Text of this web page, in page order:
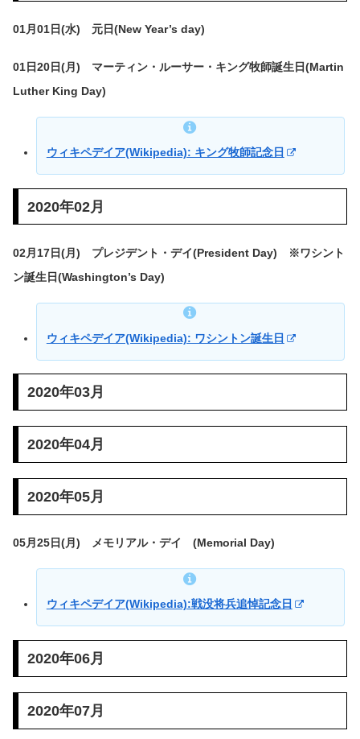
01月01日(水) 元日(New Year’s day)
01日20日(月) マーティン・ルーサー・キング牧師誕生日(Martin
Luther King Day)
ウィキペデイア(Wikipedia): キング牧師記念日
2020年02月
02月17日(月) プレジデント・デイ(President Day) ※ワシント
ン誕生日(Washington’s Day)
ウィキペデイア(Wikipedia): ワシントン誕生日
2020年03月
2020年04月
2020年05月
05月25日(月) メモリアル・デイ (Memorial Day)
ウィキペデイア(Wikipedia):戦没将兵追悼記念日
2020年06月
2020年07月